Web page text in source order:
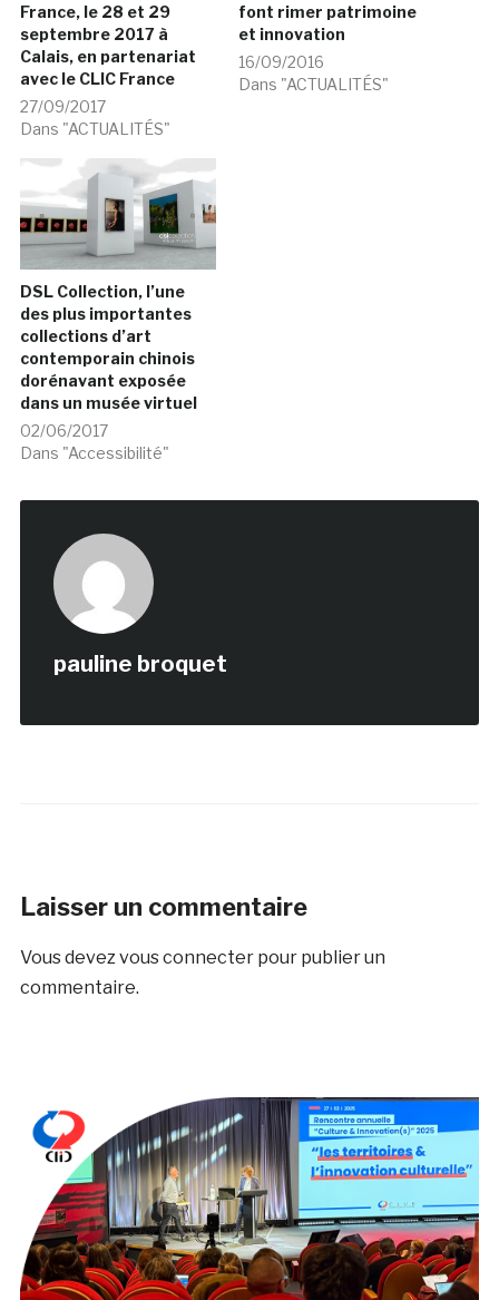
France, le 28 et 29
septembre 2017 à
Calais, en partenariat
avec le CLIC France
27/09/2017
Dans "ACTUALITÉS"
font rimer patrimoine
et innovation
16/09/2016
Dans "ACTUALITÉS"
DSL Collection, l’une
des plus importantes
collections d’art
contemporain chinois
dorénavant exposée
dans un musée virtuel
02/06/2017
Dans "Accessibilité"
pauline broquet
Laisser un commentaire
Vous devezvous connecterpour publier un
commentaire.